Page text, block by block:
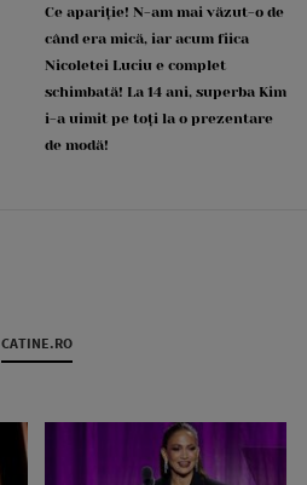
Ce apariție! N-am mai văzut-o de
când era mică, iar acum fiica
Nicoletei Luciu e complet
schimbată! La 14 ani, superba Kim
i-a uimit pe toți la o prezentare
de modă!
CATINE.RO